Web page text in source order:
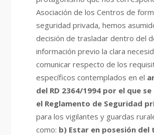
Asociación de los Centros de
seguridad privada, hemos
decisión de trasladar dentro del
información previo la clara
comunicar respecto de los
específicos contemplados en el
del RD 2364/1994 por el que
el Reglamento de Seguridad
para los vigilantes y guardas
como: b) Estar en posesión